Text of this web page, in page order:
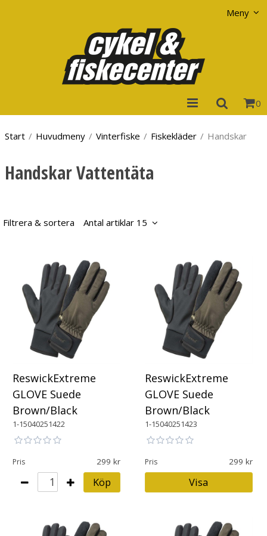
Meny
0
Start / Huvudmeny / Vinterfiske / Fiskekläder / Handskar
Handskar Vattentäta
Filtrera & sortera Antal artiklar 15
ReswickExtreme
GLOVE Suede
Brown/Black
1-15040251422
Pris 299
Köp
ReswickExtreme
GLOVE Suede
Brown/Black
1-15040251423
Pris 299
Visa